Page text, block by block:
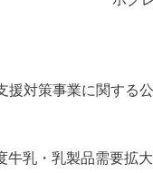
援対策事業に関する
乳・乳製品需要拡